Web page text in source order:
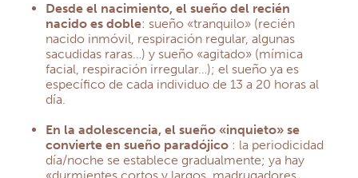
Desde el nacimiento, el sueño del recién
nacido es doble: sueño «tranquilo» (recién
nacido inmóvil, respiración regular, algunas
sacudidas raras…) y sueño «agitado» (mímica
facial, respiración irregular…); el sueño ya es
específico de cada individuo de 13 a 20 horas al
día.
En la adolescencia, el sueño «inquieto» se
convierte en sueño paradójico : la periodicidad
día/noche se establece gradualmente; ya hay